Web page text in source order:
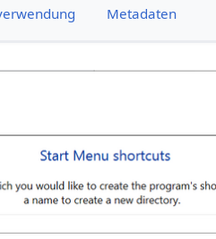
Metadaten